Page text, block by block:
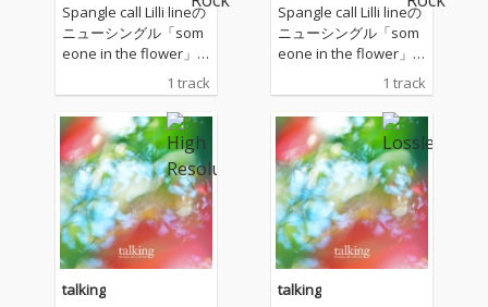
Spangle call Lilli lineの
ニューシングル「som
eone in the flower」
たりな清涼感ある1
曲。
1 track
Spangle call Lilli lineの
ニューシングル「som
eone in the flower」
がリリース。夏にぴっ
たりな清涼感ある1
曲。
1 track
talking talking